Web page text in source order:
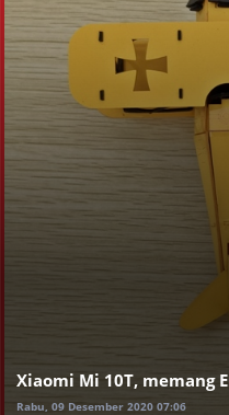
Xiaomi Mi 10T, memang
Rabu, 09 Desember 2020 07:06